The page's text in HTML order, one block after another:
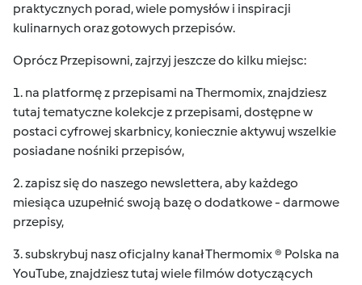
praktycznych porad, wiele pomysłów i inspiracji
kulinarnych oraz gotowych przepisów.
Oprócz Przepisowni, zajrzyj jeszcze do kilku miejsc:
1. na platformę z przepisami na Thermomix, znajdziesz
tutaj tematyczne kolekcje z przepisami, dostępne w
postaci cyfrowej skarbnicy, koniecznie aktywuj wszelkie
posiadane nośniki przepisów,
2. zapisz się do naszego newslettera, aby każdego
miesiąca uzupełnić swoją bazę o dodatkowe - darmowe
przepisy,
3. subskrybuj nasz oficjalny kanałThermomix ® Polska na
YouTube, znajdziesz tutaj wiele filmów dotyczących